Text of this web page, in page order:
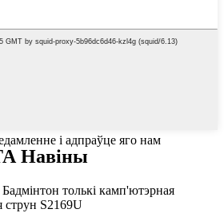
і адпраўце яго нам
Навіны